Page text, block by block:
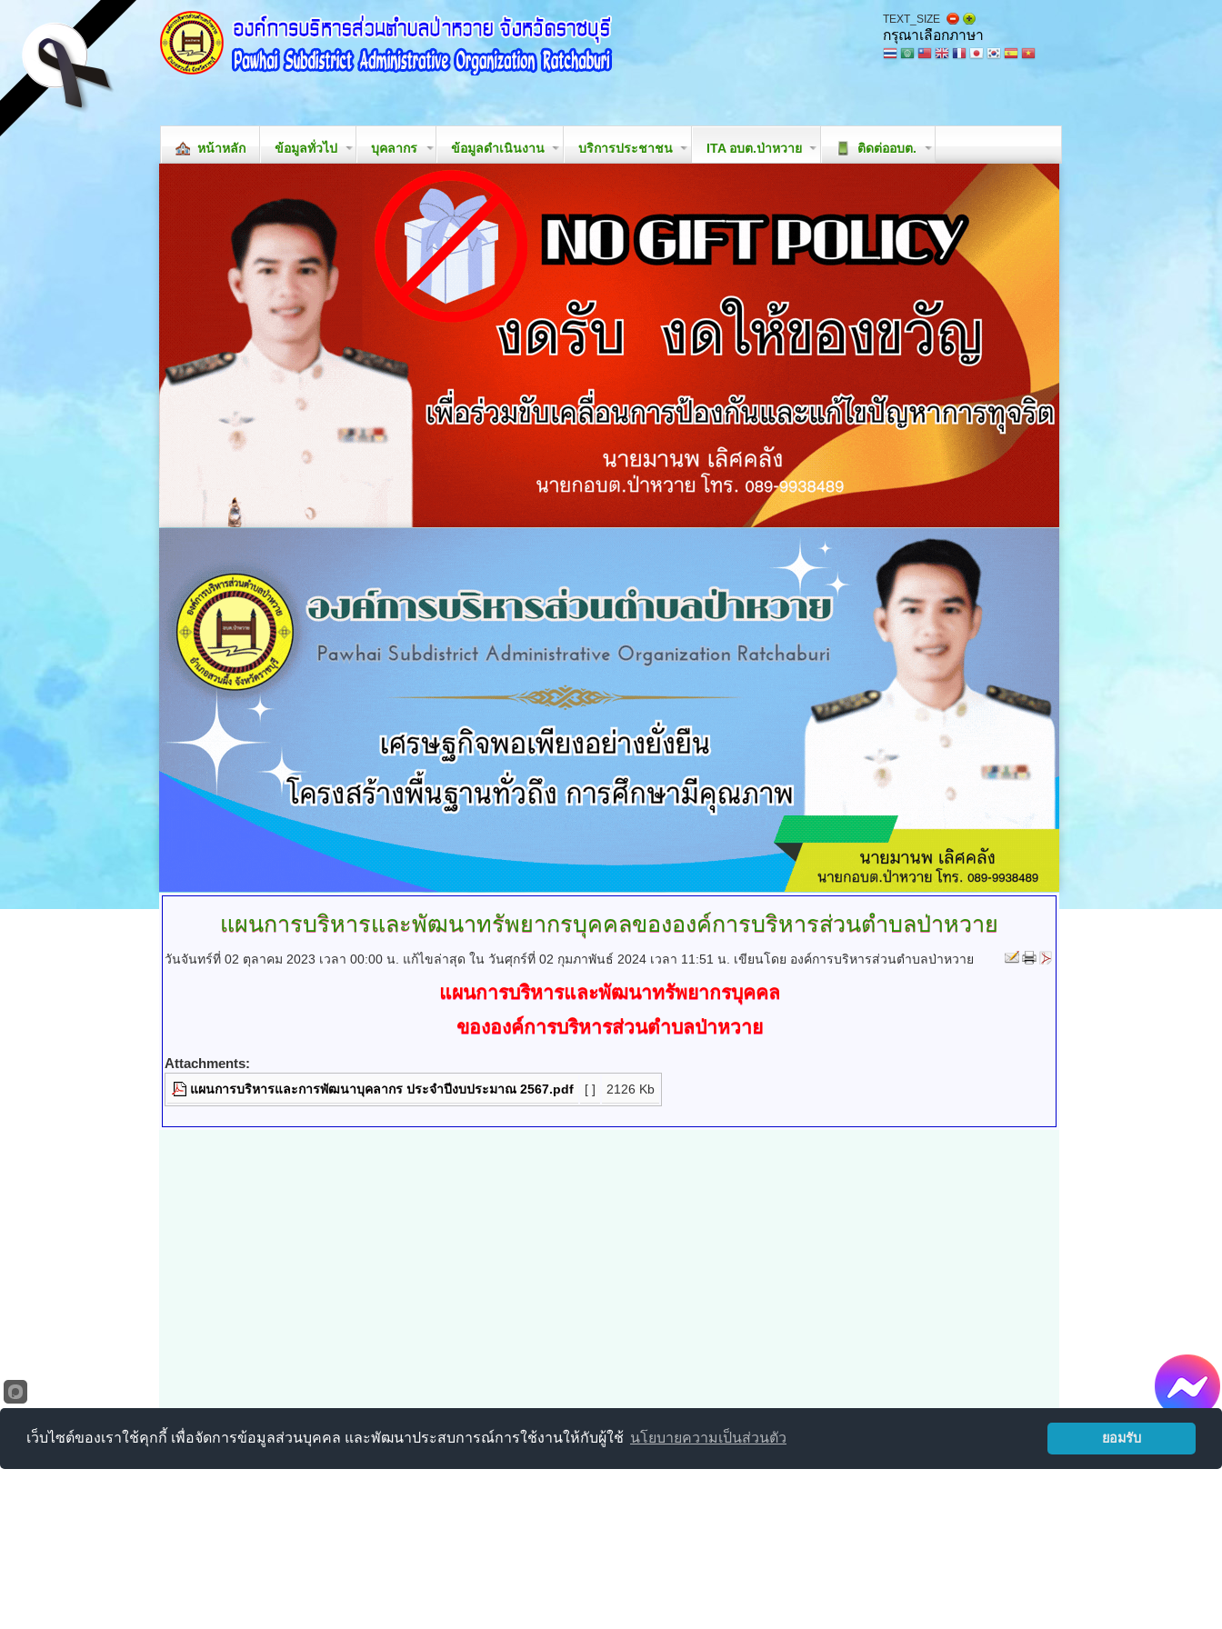
TEXT_SIZE
กรุณาเลือกภาษา
หน้าหลัก ข้อมูลทั่วไป บุคลากร ข้อมูลดำเนินงาน บริการประชาชน ITA อบต.ป่าหวาย ติดต่ออบต.
แผนการบริหารและพัฒนาทรัพยากรบุคคลขององค์การบริหารส่วนตำบลป่าหวาย
วันจันทร์ที่ 02 ตุลาคม 2023 เวลา 00:00 น. แก้ไขล่าสุด ใน วันศุกร์ที่ 02 กุมภาพันธ์ 2024 เวลา 11:51 น. เขียนโดย องค์การบริหารส่วนตำบลป่าหวาย
แผนการบริหารและพัฒนาทรัพยากรบุคคล
ขององค์การบริหารส่วนตำบลป่าหวาย
Attachments:
แผนการบริหารและการพัฒนาบุคลากร ประจำปีงบประมาณ 2567.pdf [ ] 2126 Kb
องค์การบริหารส่วนตำบลป่าหวาย
เลขที่ 90 หมู่ที่ 5 ตำบลป่าหวาย อำเภอสวนผึ้ง จังหวัดราชบุรี 70180
เว็บไซต์ของเราใช้คุกกี้ เพื่อจัดการข้อมูลส่วนบุคคล และพัฒนาประสบการณ์การใช้งานให้กับผู้ใช้ นโยบายความเป็นส่วนตัว ยอมรับ